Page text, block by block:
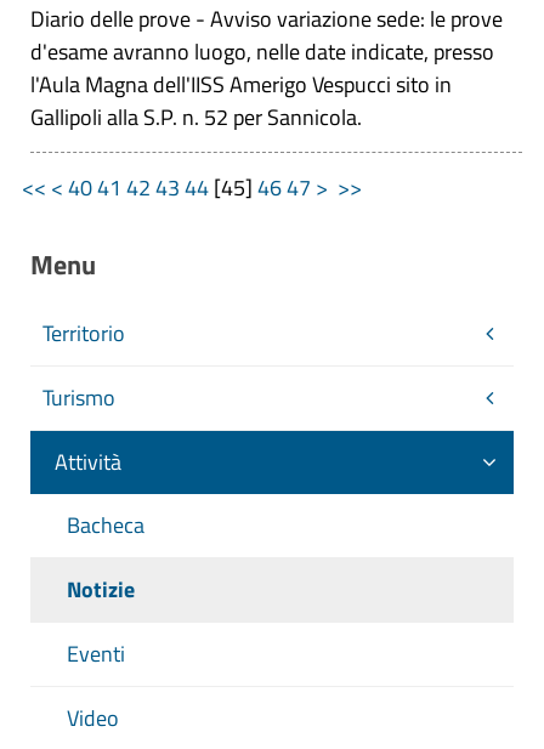
Diario delle prove - Avviso variazione sede: le prove
d'esame avranno luogo, nelle date indicate, presso
l'Aula Magna dell'IISS Amerigo Vespucci sito in
Gallipoli alla S.P. n. 52 per Sannicola.
<< <4041 424344[45]4647 > >>
Menu
Territorio
Turismo
Attività
Bacheca
Notizie
Eventi
Video